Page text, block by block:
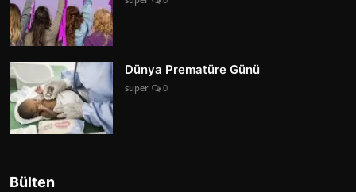
Dünya Prematüre Günü
super 0
Bülten